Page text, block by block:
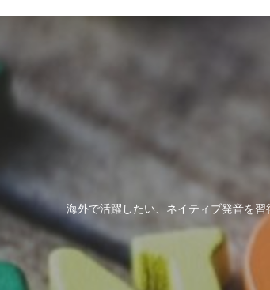
海外で活躍したい、ネイティブ発音を